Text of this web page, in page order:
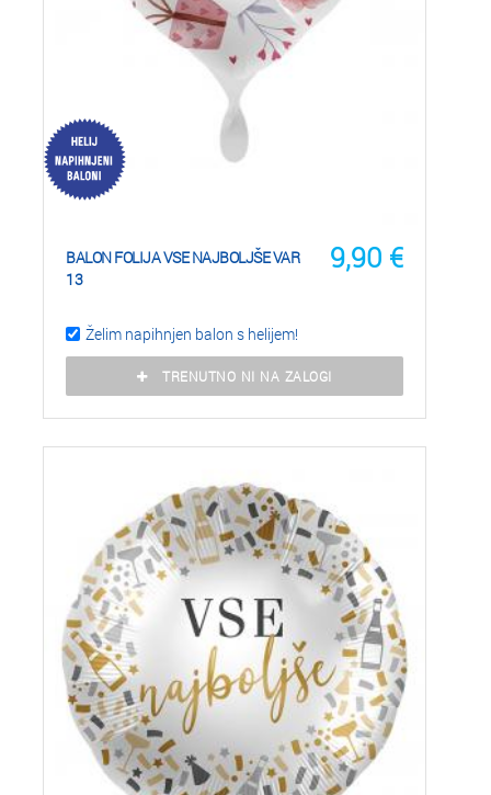
9,90 €
BALON FOLIJA VSE NAJBOLJŠE VAR
13
Želim napihnjen balon s helijem!
TRENUTNO NI NA ZALOGI